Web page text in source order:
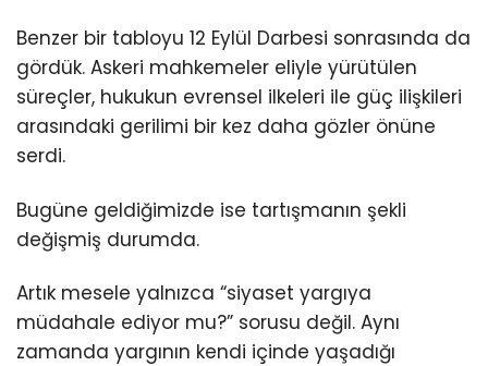
Benzer bir tabloyu 12 Eylül Darbesi sonrasında da
gördük. Askeri mahkemeler eliyle yürütülen
süreçler, hukukun evrensel ilkeleri ile güç ilişkileri
arasındaki gerilimi bir kez daha gözler önüne
serdi.
Bugüne geldiğimizde ise tartışmanın şekli
değişmiş durumda.
Artık mesele yalnızca “siyaset yargıya
müdahale ediyor mu?” sorusu değil. Aynı
zamanda yargının kendi içinde yaşadığı